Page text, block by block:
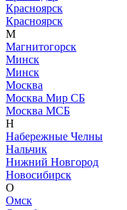
Красноярск
Красноярск
М
Магнитогорск
Минск
Минск
Москва
Москва Мир СБ
Москва МСБ
Н
Набережные Челны
Нальчик
Нижний Новгород
Новосибирск
О
Омск